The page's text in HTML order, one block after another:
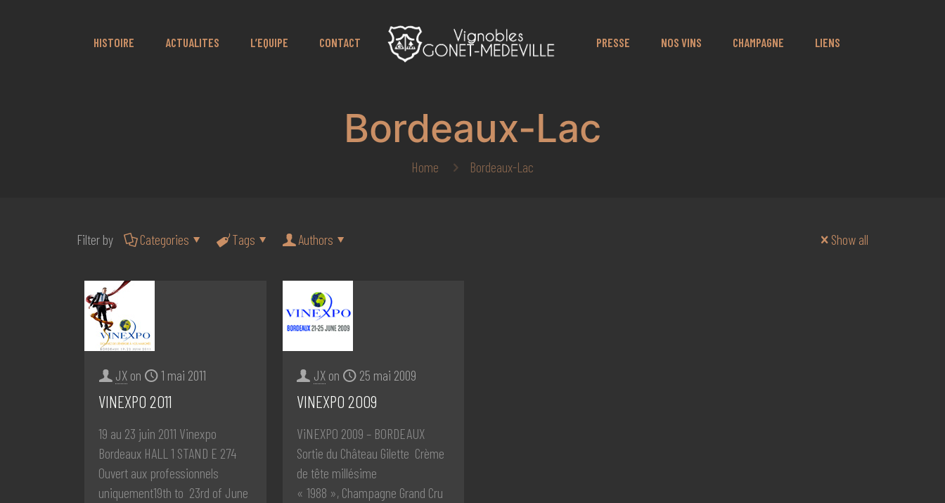
HISTOIRE ACTUALITES L’EQUIPE CONTACT PRESSE NOS VINS CHAMPAGNE LIENS
Bordeaux-Lac
Home Bordeaux-Lac
Filter by Categories Tags Authors Show all
JX on 1 mai 2011
VINEXPO 2011
19 au 23 juin 2011 Vinexpo
Bordeaux HALL 1 STAND E 274
Ouvert aux professionnels
uniquement19th to 23rd of June
JX on 25 mai 2009
VINEXPO 2009
ViNEXPO 2009 – BORDEAUX
Sortie du Château Gilette Crème
de tête millésime
« 1988 », Champagne Grand Cru